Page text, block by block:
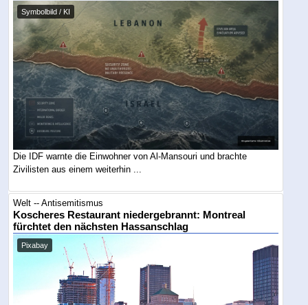
Symbolbild / KI
Die IDF warnte die Einwohner von Al-Mansouri und brachte
Zivilisten aus einem weiterhin ...
Welt -- Antisemitismus
Koscheres Restaurant niedergebrannt: Montreal
fürchtet den nächsten Hassanschlag
Pixabay